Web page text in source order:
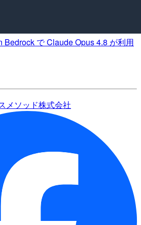
Bedrock で Claude Opus 4.8 が利用
メソッド株式会社